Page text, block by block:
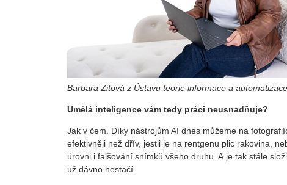
Barbara Zitová z Ústavu teorie informace a
Umělá inteligence vám tedy práci neusnadňuje?
Jak v čem. Díky nástrojům AI dnes můžeme na
efektivněji než dřív, jestli je na rentgenu plic rakovina,
úrovni i falšování snímků všeho druhu. A je tak stále
už dávno nestačí.